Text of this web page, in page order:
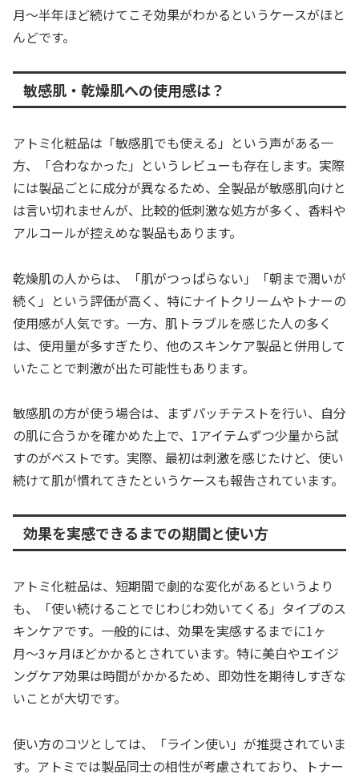
月〜半年ほど続けてこそ効果がわかるというケースがほと
んどです。
敏感肌・乾燥肌への使用感は？
アトミ化粧品は「敏感肌でも使える」という声がある一
方、「合わなかった」というレビューも存在します。実際
には製品ごとに成分が異なるため、全製品が敏感肌向けと
は言い切れませんが、比較的低刺激な処方が多く、香料や
アルコールが控えめな製品もあります。
乾燥肌の人からは、「肌がつっぱらない」「朝まで潤いが
続く」という評価が高く、特にナイトクリームやトナーの
使用感が人気です。一方、肌トラブルを感じた人の多く
は、使用量が多すぎたり、他のスキンケア製品と併用して
いたことで刺激が出た可能性もあります。
敏感肌の方が使う場合は、まずパッチテストを行い、自分
の肌に合うかを確かめた上で、1アイテムずつ少量から試
すのがベストです。実際、最初は刺激を感じたけど、使い
続けて肌が慣れてきたというケースも報告されています。
効果を実感できるまでの期間と使い方
アトミ化粧品は、短期間で劇的な変化があるというより
も、「使い続けることでじわじわ効いてくる」タイプのス
キンケアです。一般的には、効果を実感するまでに1ヶ
月〜3ヶ月ほどかかるとされています。特に美白やエイジ
ングケア効果は時間がかかるため、即効性を期待しすぎな
いことが大切です。
使い方のコツとしては、「ライン使い」が推奨されていま
す。アトミでは製品同士の相性が考慮されており、トナー